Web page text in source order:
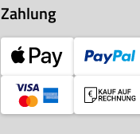
Zahlung